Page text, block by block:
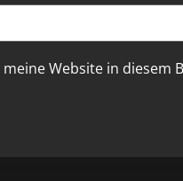
Website in